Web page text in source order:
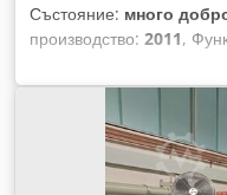
Състояние: много
производство: 2011,
, X-ос
130 градуса C-ос 360
об/мин Шпинделен
60 позиции
хибридна система за
измервателен датчик